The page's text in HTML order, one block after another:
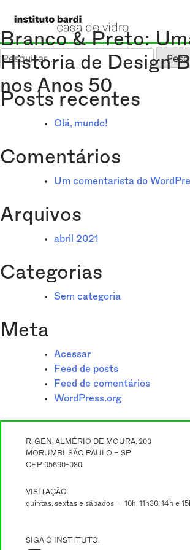
Branco & Preto:
Historia de Design
nos Anos 50
Navegação
de
Post
Previous: História do MASP
Pesquisar
por:
Posts recentes
Olá, mundo!
Comentários
Um comentarista do
Arquivos
abril 2021
Categorias
Sem categoria
Meta
Acessar
Feed de posts
Feed de comentários
WordPress.org
R. GEN. ALMÉRIO DE MOURA, 200
MORUMBI, SÃO PAULO – SP
CEP 05690-080
VISITAÇÃO
quintas, sextas e sábados – 10h, 11h30, 14h e
SIGA O INSTITUTO.